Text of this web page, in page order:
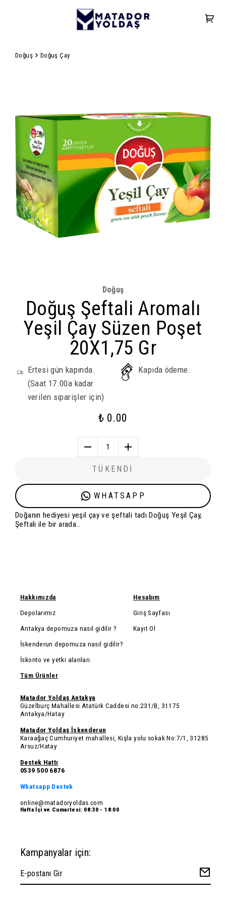
Doğuş Doğuş Çay
Doğuş
Doğuş Şeftali Aromalı
Yeşil Çay Süzen Poşet
20X1,75 Gr
Ertesi gün kapında.
(Saat 17.00a kadar
verilen siparişler için)
Kapıda ödeme.
₺ 0.00
1
TÜKENDİ
WHATSAPP
Doğanın hediyesi yeşil çay ve şeftali tadı Doğuş Yeşil Çay,
Şeftali ile bir arada…
Hakkımızda
Depolarımız
Antakya depomuza nasıl gidilir ?
İskenderun depomuza nasıl gidilir?
İskonto ve yetki alanları
Hesabım
Giriş Sayfası
Kayıt Ol
Tüm Ürünler
Matador Yoldaş Antakya
Güzelburç Mahallesi Atatürk Caddesi no:231/B, 31175
Antakya/Hatay
Matador Yoldaş İskenderun
Karaağaç Cumhuriyet mahallesi, Kışla yolu sokak No:7/1, 31285
Arsuz/Hatay
Destek Hattı
0539 500 6876
Whatsapp Destek
online@matadoryoldas.com
Hafta İçi ve Cumartesi: 08:30 - 18:00
Kampanyalar için: